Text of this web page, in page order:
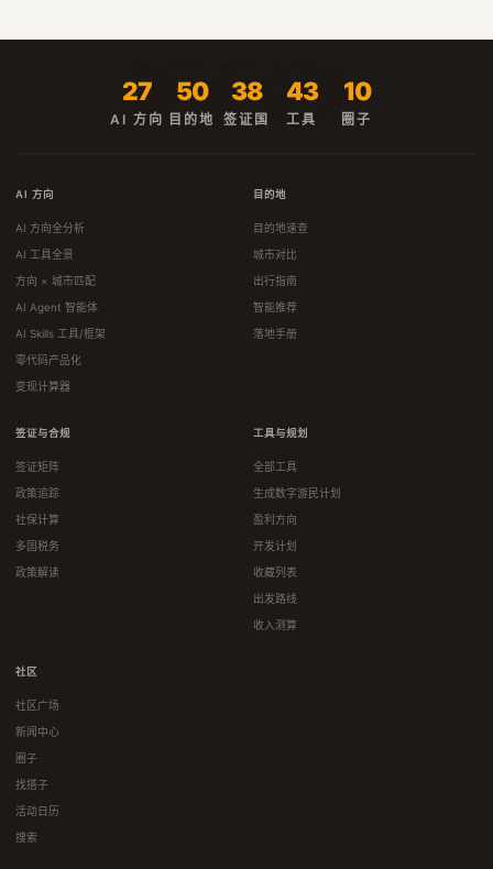
27
AI 方向
50
目的地
38
签证国
43
工具
10
圈子
AI 方向
AI 方向全分析
AI 工具全景
方向 × 城市匹配
AI Agent 智能体
AI Skills 工具/框架
零代码产品化
变现计算器
目的地
目的地速查
城市对比
出行指南
智能推荐
落地手册
签证与合规
签证矩阵
政策追踪
社保计算
多国税务
政策解读
工具与规划
全部工具
生成数字游民计划
盈利方向
开发计划
收藏列表
出发路线
收入测算
社区
社区广场
新闻中心
圈子
找搭子
活动日历
搜索